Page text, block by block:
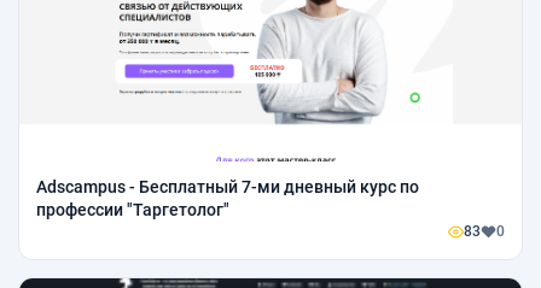
Аdscampus - Бесплатный 7-ми дневный курс по
профессии "Таргетолог"
83 0